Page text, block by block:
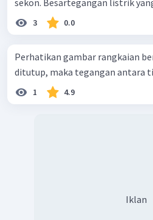
sekon. Besartegangan listrik
3 0.0
Perhatikan gambar rangkaian berikut ! Jika
ditutup, maka tegangan antara
1 4.9
Iklan